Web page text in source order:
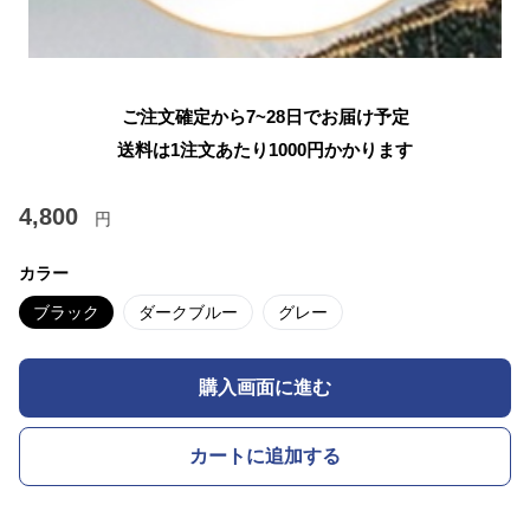
ご注文確定から7~28日でお届け予定
送料は1注文あたり 1000円かかります
4,800 円
カラー
ブラック ダークブルー グレー
購入画面に進む
カートに追加する